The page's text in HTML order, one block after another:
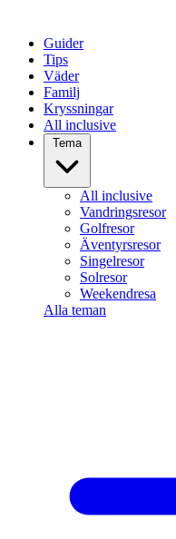
Guider
Tips
Väder
Familj
Kryssningar
All inclusive
Tema
All inclusive
Vandringsresor
Golfresor
Äventyrsresor
Singelresor
Solresor
Weekendresa
Alla teman